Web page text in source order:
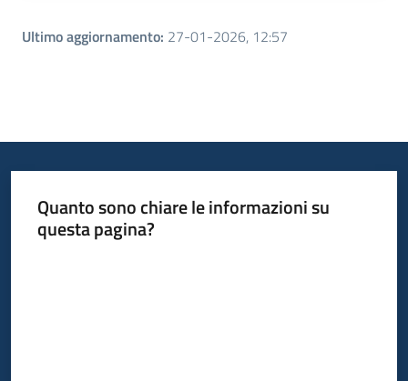
Ultimo aggiornamento: 27-01-2026, 12:57
Quanto sono chiare le informazioni su
questa pagina?